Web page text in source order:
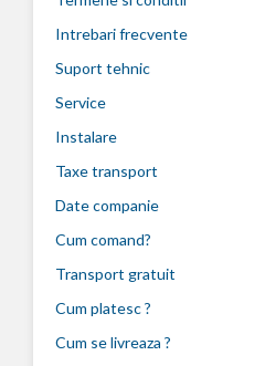
Intrebari frecvente
Suport tehnic
Service
Instalare
Taxe transport
Date companie
Cum comand?
Transport gratuit
Cum platesc ?
Cum se livreaza ?